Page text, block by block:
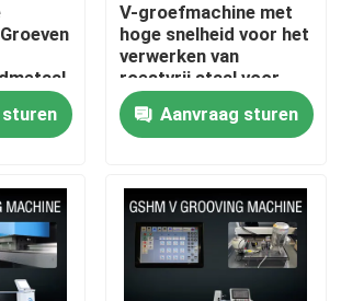
sturen
V-groefmachine met
hoge snelheid voor het
verwerken van
roestvrij staal voor
huisversiering
Aanvraag sturen